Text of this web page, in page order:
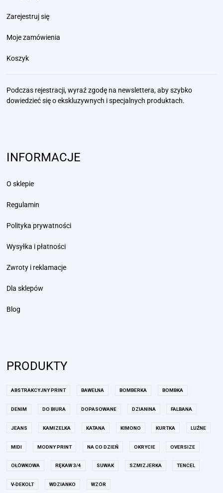
Zarejestruj się
Moje zamówienia
Koszyk
Podczas rejestracji, wyraź zgodę na newslettera, aby szybko
dowiedzieć sięo ekskluzywnych i specjalnych produktach.
INFORMACJE
O sklepie
Regulamin
Polityka prywatności
Wysyłka i płatności
Zwroty i reklamacje
Dla sklepów
Blog
PRODUKTY
ABSTRAKCYJNY PRINT BAWEŁNA BOMBERKA BOMBKA
DENIM DO BIURA DOPASOWANE DZIANINA FALBANA
JEANS KAMIZELKA KATANA KIMONO KURTKA LUŹNE
MIDI MODNY PRINT NA CO DZIEŃ OKRYCIE OVERSIZE
OŁÓWKOWA RĘKAW 3/4 SUWAK SZMIZJERKA TENCEL
V-DEKOLT WDZIANKO WZÓR